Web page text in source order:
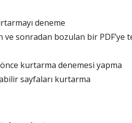
deneme
sonradan bozulan bir PDF’ye
kurtarma denemesi yapma
sayfaları kurtarma